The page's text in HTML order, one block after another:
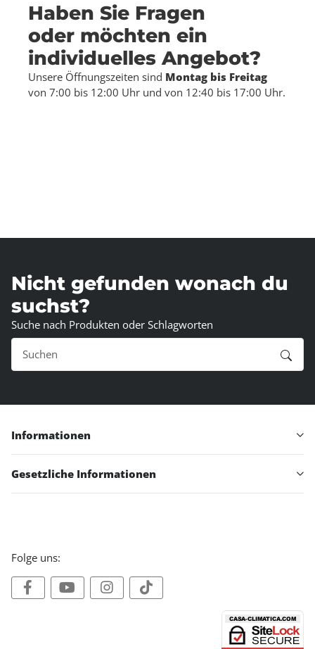
Haben Sie Fragen
oder möchten ein
individuelles Angebot?
Unsere Öffnungszeiten sind Montag bis Freitag
von 7:00 bis 12:00 Uhr und von 12:40 bis 17:00 Uhr.
Nicht gefunden wonach du
suchst?
Suche nach Produkten oder Schlagworten
Informationen
Gesetzliche Informationen
Folge uns: